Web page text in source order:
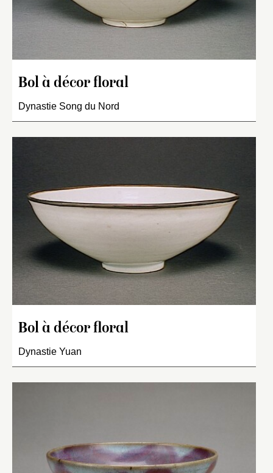
Bol à décor floral
Dynastie Song du Nord
Bol à décor floral
Dynastie Yuan